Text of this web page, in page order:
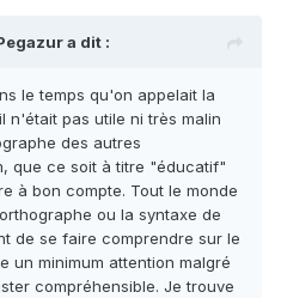
a dit :
le temps qu'on appelait la
n'était pas utile ni très malin
des autres
que ce soit à titre "éducatif"
à bon compte. Tout le monde
ou la syntaxe de
de se faire comprendre sur le
un minimum attention malgré
compréhensible. Je trouve